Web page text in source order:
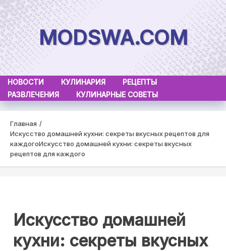
Skip
to
content
MODSWA.COM
НОВОСТИ КУЛИНАРИЯ
РЕЦЕПТЫ
РАЗВЛЕЧЕНИЯ
КУЛИНАРНЫЕ СОВЕТЫ
Главная
Искусство домашней кухни: секреты вкусных рецептов для
каждогоИскусство домашней кухни: секреты вкусных
рецептов для каждого
Искусство домашней
кухни: секреты вкусных